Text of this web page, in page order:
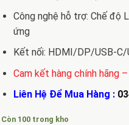
Công nghệ hỗ trợ: Chế độ
ứng
Kết nối: HDMI/DP/USB-C/
Cam kết hàng chính hãng
Liên Hệ Để Mua Hàng :
Còn 100 trong kho